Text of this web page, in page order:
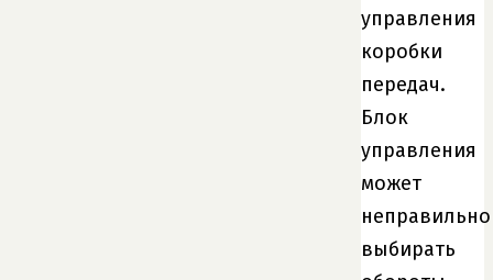
управления
коробки
передач.
Блок
управления
может
неправильно
выбирать